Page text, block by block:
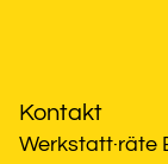
Kontakt
Werkstatt·räte